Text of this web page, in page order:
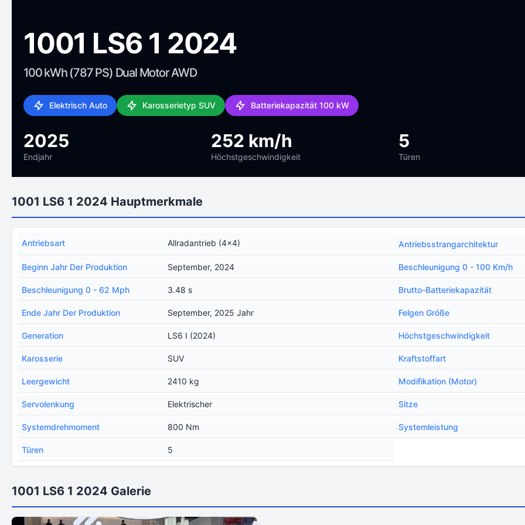
1001 LS6 1 2024
100 kWh (787 PS) Dual Motor AWD
Elektrisch Auto Karosserietyp SUV Batteriekapazität 100 kW
2025
Endjahr
252 km/h
Höchstgeschwindigkeit
5
Türen
1001 LS6 1 2024 Hauptmerkmale
Antriebsart Allradantrieb (4x4) Antriebsstrangarchitektur
Beginn Jahr Der Produktion September, 2024 Beschleunigung 0 - 100 Km/h
Beschleunigung 0 - 62 Mph 3.48 s Brutto-Batteriekapazität
Ende Jahr Der Produktion September, 2025 Jahr Felgen Größe
Generation LS6 I (2024) Höchstgeschwindigkeit
Karosserie SUV Kraftstoffart
Leergewicht 2410 kg Modifikation (Motor)
Servolenkung Elektrischer Sitze
Systemdrehmoment 800 Nm Systemleistung
Türen 5
1001 LS6 1 2024 Galerie